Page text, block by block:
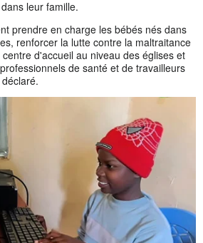
leur famille.
prendre en charge les bébés nés dans
renforcer la lutte contre la maltraitance
d'accueil au niveau des églises et
de santé et de travailleurs